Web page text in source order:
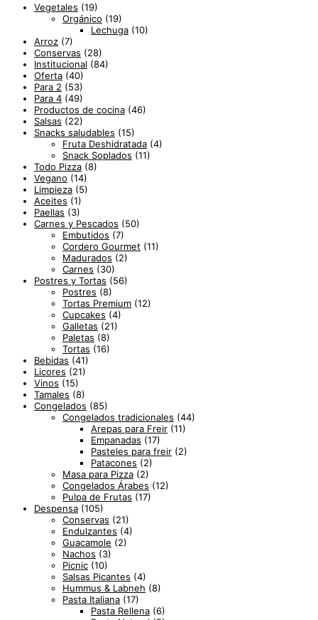
Vegetales (19)
Orgánico (19)
Lechuga (10)
Arroz (7)
Conservas (28)
Institucional (84)
Oferta (40)
Para 2 (53)
Para 4 (49)
Productos de cocina (46)
Salsas (22)
Snacks saludables (15)
Fruta Deshidratada (4)
Snack Soplados (11)
Todo Pizza (8)
Vegano (14)
Limpieza (5)
Aceites (1)
Paellas (3)
Carnes y Pescados (50)
Embutidos (7)
Cordero Gourmet (11)
Madurados (2)
Carnes (30)
Postres y Tortas (56)
Postres (8)
Tortas Premium (12)
Cupcakes (4)
Galletas (21)
Paletas (8)
Tortas (16)
Bebidas (41)
Licores (21)
Vinos (15)
Tamales (8)
Congelados (85)
Congelados tradicionales (44)
Arepas para Freir (11)
Empanadas (17)
Pasteles para freir (2)
Patacones (2)
Masa para Pizza (2)
Congelados Árabes (12)
Pulpa de Frutas (17)
Despensa (105)
Conservas (21)
Endulzantes (4)
Guacamole (2)
Nachos (3)
Picnic (10)
Salsas Picantes (4)
Hummus & Labneh (8)
Pasta Italiana (17)
Pasta Rellena (6)